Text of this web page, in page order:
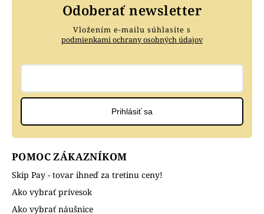
POMOC ZÁKAZNÍKOM
Skip Pay - tovar ihneď za tretinu ceny!
Ako vybrať prívesok
Ako vybrať náušnice
Odoberať newsletter
Vložením e-mailu súhlasíte s
podmienkami ochrany osobných údajov
Prihlásiť sa